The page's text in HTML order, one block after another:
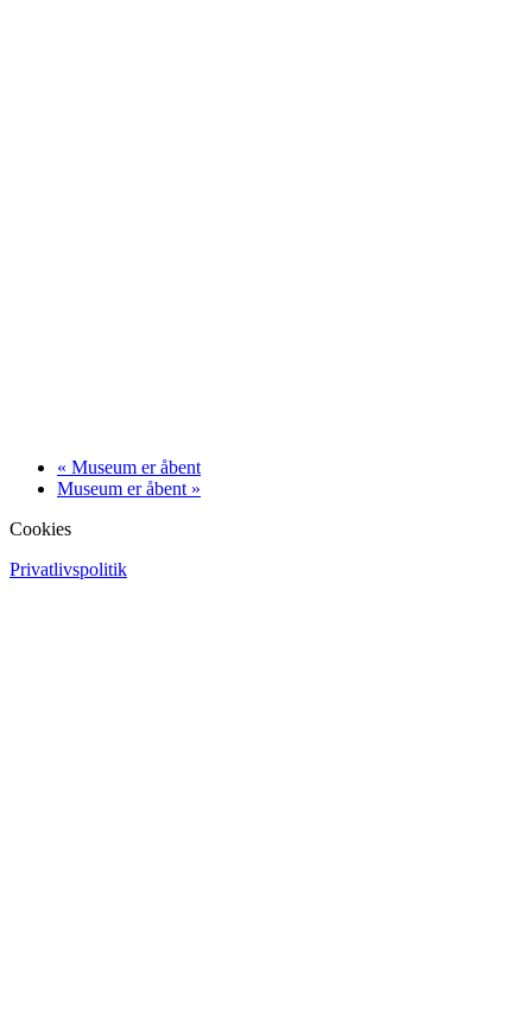
« Museum er åbent
Museum er åbent »
Cookies
Privatlivspolitik